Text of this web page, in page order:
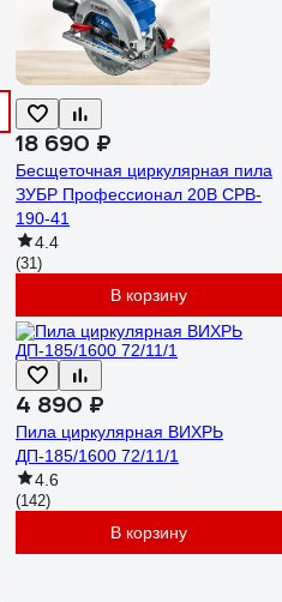
18 690 ₽
Бесщеточная циркулярная пила
ЗУБР Профессионал 20В CPB-
190-41
4.4
(31)
В корзину
4 890 ₽
Пила циркулярная ВИХРЬ
ДП-185/1600 72/11/1
4.6
(142)
В корзину